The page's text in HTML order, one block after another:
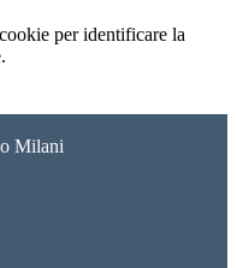
per identificare la
Milani